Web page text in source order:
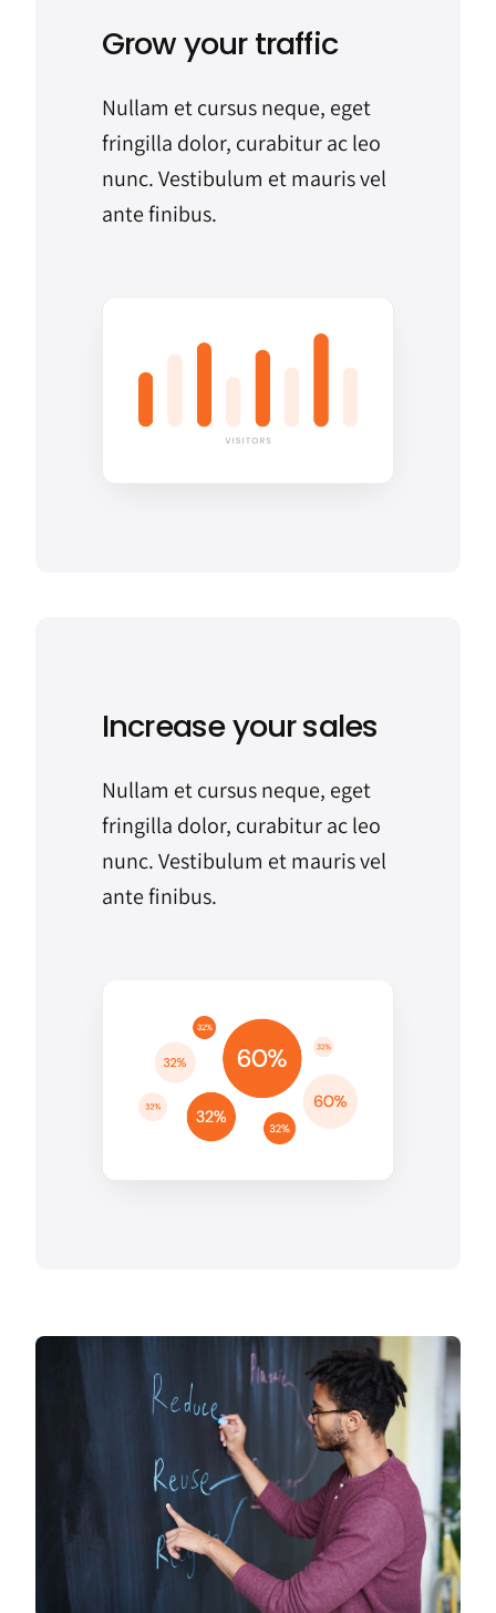
Grow your traffic
Nullam et cursus neque, eget
fringilla dolor, curabitur ac leo
nunc. Vestibulum et mauris vel
ante finibus.
Increase your sales
Nullam et cursus neque, eget
fringilla dolor, curabitur ac leo
nunc. Vestibulum et mauris vel
ante finibus.